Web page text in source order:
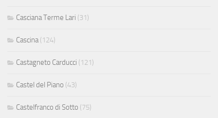
Casciana Terme Lari (31)
Cascina (124)
Castagneto Carducci (121)
Castel del Piano (43)
Castelfranco di Sotto (75)